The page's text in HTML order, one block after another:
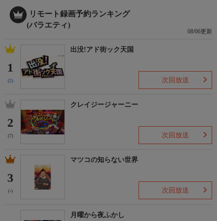
リモート録画予約ランキング
(バラエティ)
08/06更新
1
(2)
出没!アド街ック天国
次回放送
2
(7)
クレイジージャーニー
次回放送
3
(-)
マツコの知らない世界
次回放送
月曜から夜ふかし